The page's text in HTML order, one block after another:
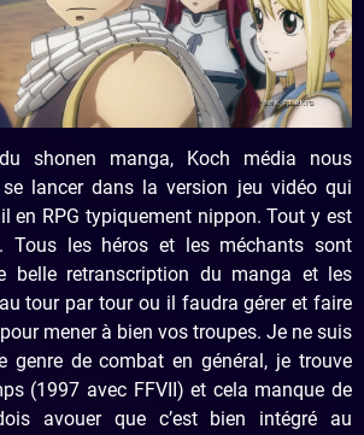
shonen manga, Koch média nous
lancer dans la version jeu vidéo qui
en RPG typiquement nippon. Tout y est
Tous les héros et les méchants sont
belle retranscription du manga et les
tour par tour ou il faudra gérer et faire
mener à bien vos troupes. Je ne suis
genre de combat en général, je trouve
(1997 avec FFVII) et cela manque de
avouer que c’est bien intégré au